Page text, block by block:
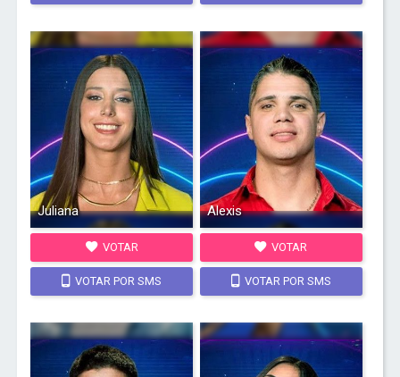
Juliana
VOTAR
VOTAR POR SMS
Alexis
VOTAR
VOTAR POR SMS